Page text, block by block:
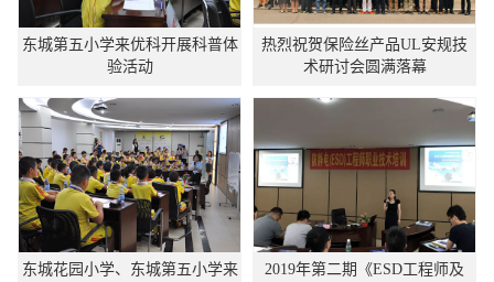
东城第五小学来优科开展科普体
验活动
热烈祝贺保险丝产品UL安规技
术研讨会圆满落幕
东城花园小学、东城第五小学来
2019年第二期《ESD工程师及